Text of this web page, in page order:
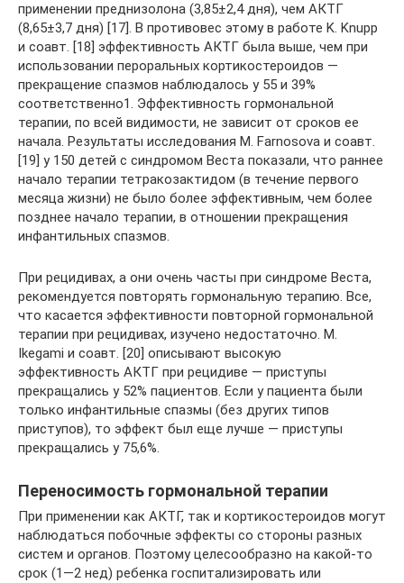
применении преднизолона (3,85±2,4 дня), чем АКТГ
(8,65±3,7 дня) [17]. В противовес этому в работе K. Knupp
и соавт. [18] эффективность АКТГ была выше, чем при
использовании пероральных кортикостероидов —
прекращение спазмов наблюдалось у 55 и 39%
соответственно​1​᠎. Эффективность гормональной
терапии, по всей видимости, не зависит от сроков ее
начала. Результаты исследования M. Farnosova и соавт.
[19] у 150 детей с синдромом Веста показали, что раннее
начало терапии тетракозактидом (в течение первого
месяца жизни) не было более эффективным, чем более
позднее начало терапии, в отношении прекращения
инфантильных спазмов.
При рецидивах, а они очень часты при синдроме Веста,
рекомендуется повторять гормональную терапию. Все,
что касается эффективности повторной гормональной
терапии при рецидивах, изучено недостаточно. M.
Ikegami и соавт. [20] описывают высокую
эффективность АКТГ при рецидиве — приступы
прекращались у 52% пациентов. Если у пациента были
только инфантильные спазмы (без других типов
приступов), то эффект был еще лучше — приступы
прекращались у 75,6%.
Переносимость гормональной терапии
При применении как АКТГ, так и кортикостероидов могут
наблюдаться побочные эффекты со стороны разных
систем и органов. Поэтому целесообразно на какой-то
срок (1—2 нед) ребенка госпитализировать или